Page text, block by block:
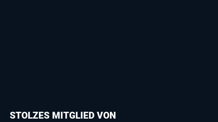
STOLZES MITGLIED VON